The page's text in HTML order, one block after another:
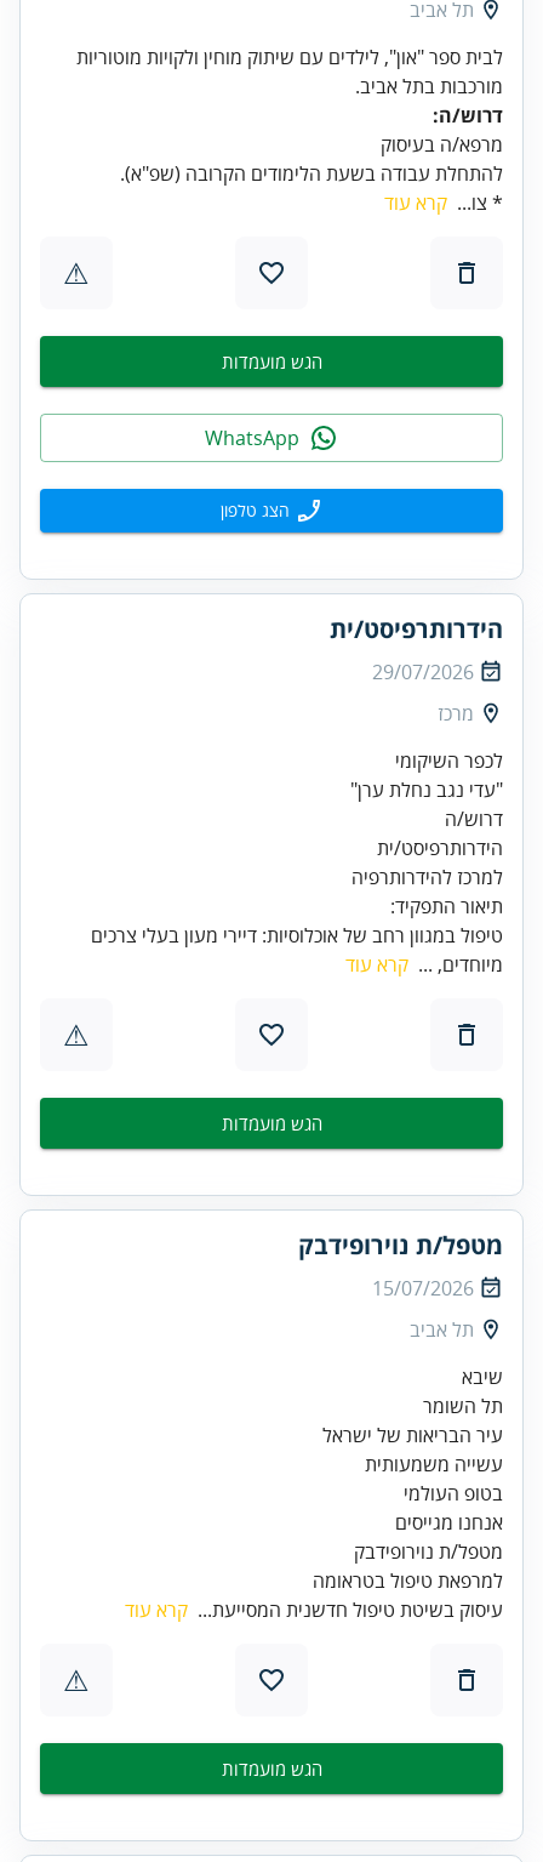
תל אביב
לבית ספר "און", לילדים עם שיתוק מוחין ולקויות מוטוריות
מורכבות בתל אביב.
דרוש/ה:
מרפא/ה בעיסוק
להתחלת עבודה בשעת הלימודים הקרובה (שפ"א).
* צו... קרא עוד
⚠
הגש מועמדות
הצג טלפון
הידרותרפיסט/ית
29/07/2026
מרכז
"עדי נגב נחלת ערן"
למרכז להידרותרפיה
תיאור התפקיד:
טיפול במגוון רחב של אוכלוסיות: דיירי מעון בעלי צרכים
מיוחדים, ... קרא עוד
⚠
הגש מועמדות
מטפל/ת נוירופידבק
15/07/2026
תל אביב
עיר הבריאות של ישראל
בטופ העולמי
למרפאת טיפול בטראומה
עיסוק בשיטת טיפול חדשנית המסייעת... קרא עוד
⚠
הגש מועמדות